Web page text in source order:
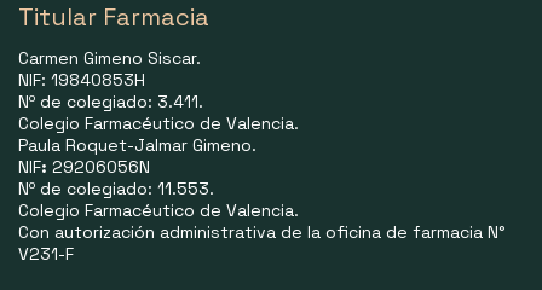
Titular Farmacia
Carmen Gimeno Siscar.
NIF: 19840853H
Nº de colegiado: 3.411.
Colegio Farmacéutico de Valencia.
Paula Roquet-Jalmar Gimeno.
NIF: 29206056N
Nº de colegiado: 11.553.
Colegio Farmacéutico de Valencia.
Con autorización administrativa de la oficina de farmacia N°
V231-F